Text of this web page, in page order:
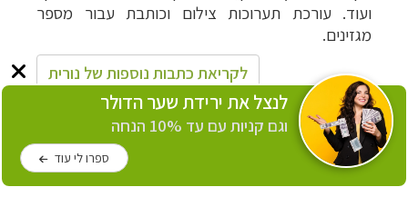
ועוד. עורכת תערוכות צילום וכותבת עבור מספר
מגזינים.
לקריאת כתבות נוספות של נורית
טיולים למזרח הרחוק – תכנון טיולים בהתאמה
אישית
לנצל את ירידת שער הדולר
וגם קניות עם עד 10% הנחה
ספרו לי עוד